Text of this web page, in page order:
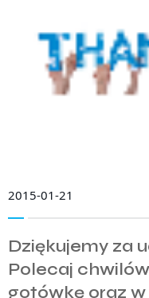
2015-01-21
Dziękujemy za
Polecaj
gotówkę oraz w